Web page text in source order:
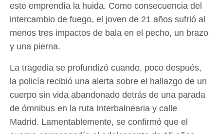
este emprendía la huida. Como consecuencia del
intercambio de fuego, el joven de 21 años sufrió al
menos tres impactos de bala en el pecho, un brazo
y una pierna.
La tragedia se profundizó cuando, poco después,
la policía recibió una alerta sobre el hallazgo de un
cuerpo sin vida abandonado detrás de una parada
de ómnibus en la ruta Interbalnearia y calle
Madrid. Lamentablemente, se confirmó que el